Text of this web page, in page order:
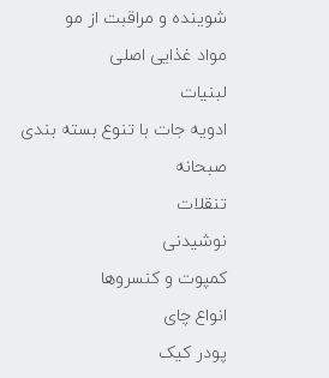
شوینده و مراقبت از مو
مواد غذایی اصلی
لبنیات
ادویه جات با تنوع بسته بندی
صبحانه
تنقلات
نوشیدنی
کمپوت و کنسروها
انواع چای
پودر کیک